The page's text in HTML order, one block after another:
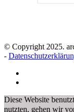
© Copyright 2025.
-
Diese Website
nutzten, gehen wir